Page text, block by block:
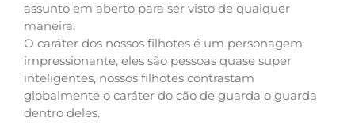
assunto em aberto para ser visto de qualquer
maneira.
O caráter dos nossos filhotes é um personagem
impressionante, eles são pessoas quase super
inteligentes, nossos filhotes contrastam
globalmente o caráter do cão de guarda o guarda
dentro deles.